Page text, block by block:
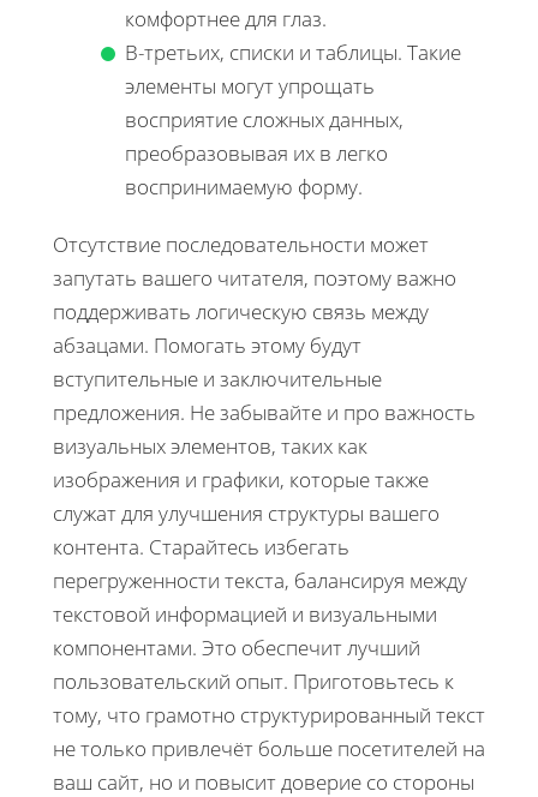
комфортнее для глаз.
В-третьих, списки и таблицы. Такие
элементы могут упрощать
восприятие сложных данных,
преобразовывая их в легко
воспринимаемую форму.
Отсутствие последовательности может
запутать вашего читателя, поэтому важно
поддерживать логическую связь между
абзацами. Помогать этому будут
вступительные и заключительные
предложения. Не забывайте и про важность
визуальных элементов, таких как
изображения и графики, которые также
служат для улучшения структуры вашего
контента. Старайтесь избегать
перегруженности текста, балансируя между
текстовой информацией и визуальными
компонентами. Это обеспечит лучший
пользовательский опыт. Приготовьтесь к
тому, что грамотно структурированный текст
не только привлечёт больше посетителей на
ваш сайт, но и повысит доверие со стороны